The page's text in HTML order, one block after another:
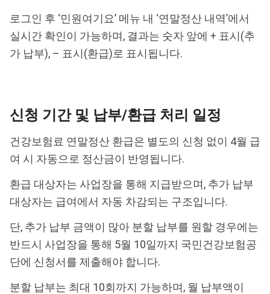
로그인 후 ‘민원여기요’ 메뉴 내 ‘연말정산 내역’에서
실시간 확인이 가능하며, 결과는 숫자 앞에 + 표시(추
가 납부), – 표시(환급)로 표시됩니다.
신청 기간 및 납부/환급 처리 일정
건강보험료 연말정산 환급은 별도의 신청 없이 4월 급
여 시 자동으로 정산금이 반영됩니다.
환급 대상자는 사업장을 통해 지급받으며, 추가 납부
대상자는 급여에서 자동 차감되는 구조입니다.
단, 추가 납부 금액이 많아 분할 납부를 원할 경우에는
반드시 사업장을 통해 5월 10일까지 국민건강보험공
단에 신청서를 제출해야 합니다.
분할 납부는 최대 10회까지 가능하며, 월 납부액이